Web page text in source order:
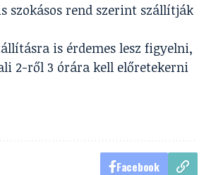
szokásos rend szerint szállítják
is érdemes lesz figyelni,
2-ről 3 órára kell előretekerni
Facebook